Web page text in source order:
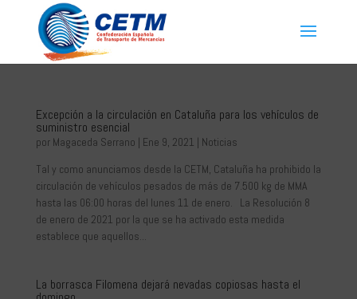
Excepción a la circulación en Cataluña para los vehículos de
suministro esencial
por Magaceda Serrano | Ene 9, 2021 | Noticias
Tal y como anunciamos desde la CETM, Cataluña ha prohibido la
circulación de vehículos pesados de más de 7.500 kg de MMA
hasta las 06:00 horas del lunes 11 de enero. La Resolución 8
de enero de 2021 por la que se ha activado esta medida
establece que aquellos...
La borrasca Filomena dejará nevadas copiosas hasta el